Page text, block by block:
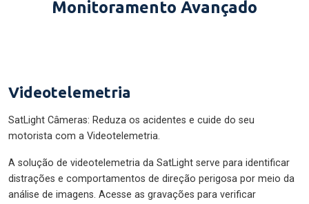
Monitoramento Avançado
Videotelemetria
SatLight Câmeras: Reduza os acidentes e cuide do seu
motorista com a Videotelemetria.
A solução de videotelemetria da SatLight serve para identificar
distrações e comportamentos de direção perigosa por meio da
análise de imagens. Acesse as gravações para verificar